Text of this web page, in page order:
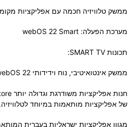
ממשק טלוויזיה חכמה עם אפליקציות
מערכת הפעלה: webOS 22 Smart
תכונות SMART TV:
ממשק אינטואיטיבי, נוח וידידותי 22 webOS.
של אפליקציות מותאמות במיוחד לטלוויזיה.
מגוון אפליקציות ישראליות בעברית